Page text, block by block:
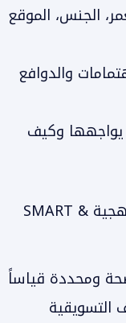
الجنس، الموقع
والدوافع
يواجهها وكيف
4. وضع الأهداف التسويقية وفق منهجية SMART &
ومحددة قياساً
التسويقية